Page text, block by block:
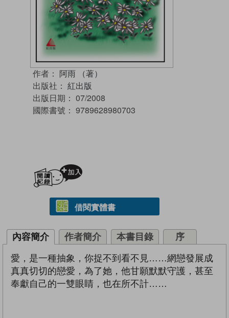
作者： 阿雨 （著）
出版社： 紅出版
出版日期： 07/2008
國際書號： 9789628980703
借閱實體書
內容簡介 作者簡介 本書目錄 序
愛，是一種抽象，你捉不到看不見……網戀發展成
真真切切的戀愛，為了她，他甘願默默守護，甚至
奉獻自己的一雙眼睛，也在所不計……